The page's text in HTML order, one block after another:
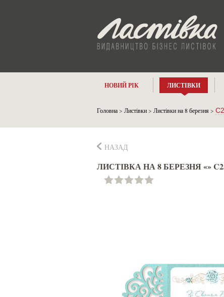
НОВИЙ РІК ЛИСТІВКИ
Головна> Листівки> Листівки на 8 березня>
НАЗАД
ЛИСТІВКА НА 8 БЕРЕЗНЯ «»